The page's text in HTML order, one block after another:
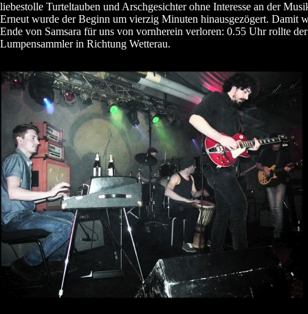
liebestolle Turteltauben und Arschgesichter ohne Interesse an der
Erneut wurde der Beginn um vierzig Minuten hinausgezögert. Damit
Ende von Samsara für uns von vornherein verloren: 0.55 Uhr rollte der
Lumpensammler in Richtung Wetterau.